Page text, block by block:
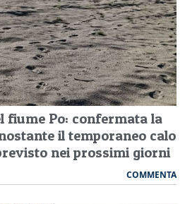
fiume Po: confermata la
il temporaneo calo
nei prossimi giorni
COMMENTA